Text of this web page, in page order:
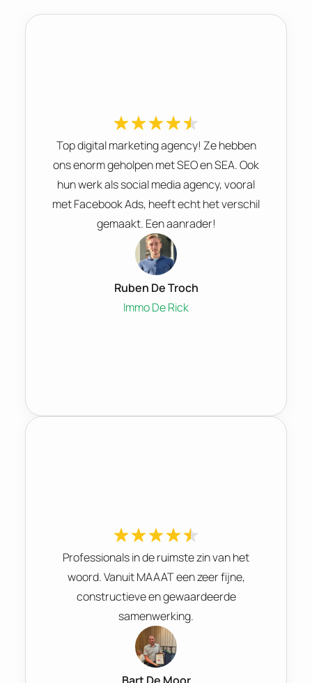
Top digital marketing agency! Ze hebben
ons enorm geholpen met SEO en SEA. Ook
hun werk als social media agency, vooral
met Facebook Ads, heeft echt het verschil
gemaakt. Een aanrader!
Ruben De Troch
Immo De Rick
Professionals in de ruimste zin van het
woord. Vanuit MAAAT een zeer fijne,
constructieve en gewaardeerde
samenwerking.